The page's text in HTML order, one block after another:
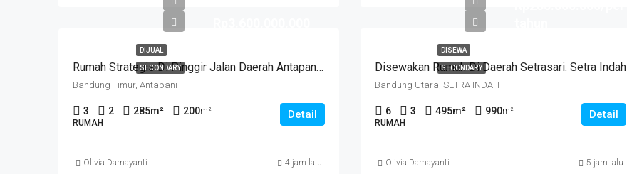
DIJUAL
SECONDARY Rumah Strategis Di Pinggir Jalan Daerah Antapani . Cocok Untuk Usaha. SUKANEGARA
Bandung Timur, Antapani
3 2 285m² 200m²
RUMAH
Detail
Olivia Damayanti 4 jam lalu
DISEWA
SECONDARY
Disewakan Rumah Di Daerah Setrasari. Setra Indah
Bandung Utara, SETRA INDAH
6 3 495m² 990m²
RUMAH
Detail
Olivia Damayanti 5 jam lalu